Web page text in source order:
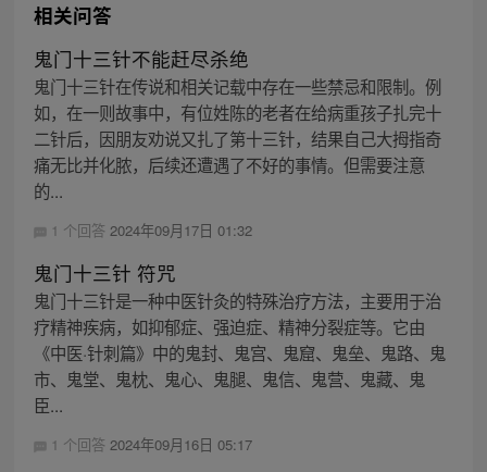
相关问答
鬼门十三针不能赶尽杀绝
鬼门十三针在传说和相关记载中存在一些禁忌和限制。例
如，在一则故事中，有位姓陈的老者在给病重孩子扎完十
二针后，因朋友劝说又扎了第十三针，结果自己大拇指奇
痛无比并化脓，后续还遭遇了不好的事情。但需要注意
的...
1 个回答 2024年09月17日 01:32
鬼门十三针 符咒
鬼门十三针是一种中医针灸的特殊治疗方法，主要用于治
疗精神疾病，如抑郁症、强迫症、精神分裂症等。它由
《中医·针刺篇》中的鬼封、鬼宫、鬼窟、鬼垒、鬼路、鬼
市、鬼堂、鬼枕、鬼心、鬼腿、鬼信、鬼营、鬼藏、鬼
臣...
1 个回答 2024年09月16日 05:17